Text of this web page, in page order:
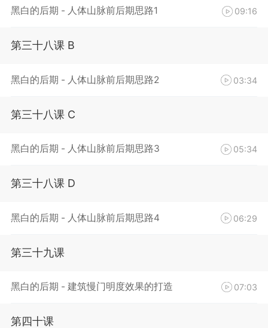
黑白的后期 - 人体山脉前后期思路1 09:16
第三十八课 B
黑白的后期 - 人体山脉前后期思路2 03:34
第三十八课 C
黑白的后期 - 人体山脉前后期思路3 05:34
第三十八课 D
黑白的后期 - 人体山脉前后期思路4 06:29
第三十九课
黑白的后期 - 建筑慢门明度效果的打造 07:03
第四十课